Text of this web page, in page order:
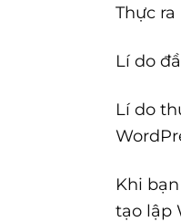
Thực
Lí do
Lí do
Khi
tạo lập